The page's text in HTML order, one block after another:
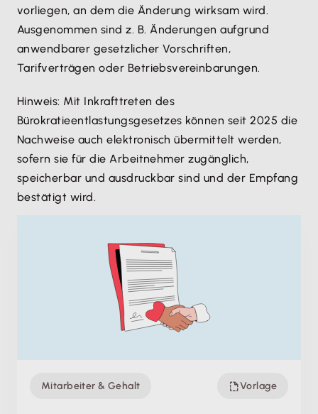
vorliegen, an dem die Änderung wirksam wird.
Ausgenommen sind z. B. Änderungen aufgrund
anwendbarer gesetzlicher Vorschriften,
Tarifverträgen oder Betriebsvereinbarungen.
Hinweis: Mit Inkrafttreten des
Bürokratieentlastungsgesetzes können seit 2025 die
Nachweise auch elektronisch übermittelt werden,
sofern sie für die Arbeitnehmer zugänglich,
speicherbar und ausdruckbar sind und der Empfang
bestätigt wird.
Mitarbeiter & Gehalt Vorlage